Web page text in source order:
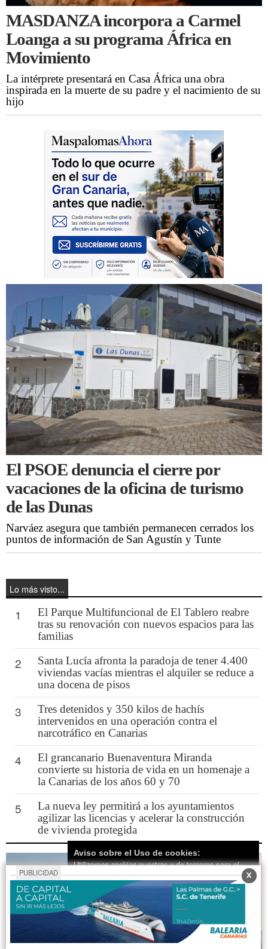
MASDANZA incorpora a Carmel
Loanga a su programa África en
Movimiento
La intérprete presentará en Casa África una obra
inspirada en la muerte de su padre y el nacimiento de su
hijo
El PSOE denuncia el cierre por
vacaciones de la oficina de turismo
de las Dunas
Narváez asegura que también permanecen cerrados los
puntos de información de San Agustín y Tunte
Lo más visto...
1
El Parque Multifuncional de El Tablero reabre
tras su renovación con nuevos espacios para las
familias
2
Santa Lucía afronta la paradoja de tener 4.400
viviendas vacías mientras el alquiler se reduce a
una docena de pisos
3
Tres detenidos y 350 kilos de hachís
intervenidos en una operación contra el
narcotráfico en Canarias
4
El grancanario Buenaventura Miranda
convierte su historia de vida en un homenaje a
la Canarias de los años 60 y 70
5
La nueva ley permitirá a los ayuntamientos
agilizar las licencias y acelerar la construcción
de vivienda protegida
PUBLICIDAD X
Aviso sobre el Uso de cookies:
Utilizamos cookies nuestras y de terceros para el
funcionamiento del digital. Puedes consultar la lista
de cookies y como desconectarlas.Ver nuestra
Política de Privacidad y Cookies
Aceptar Cookies
Personalizar